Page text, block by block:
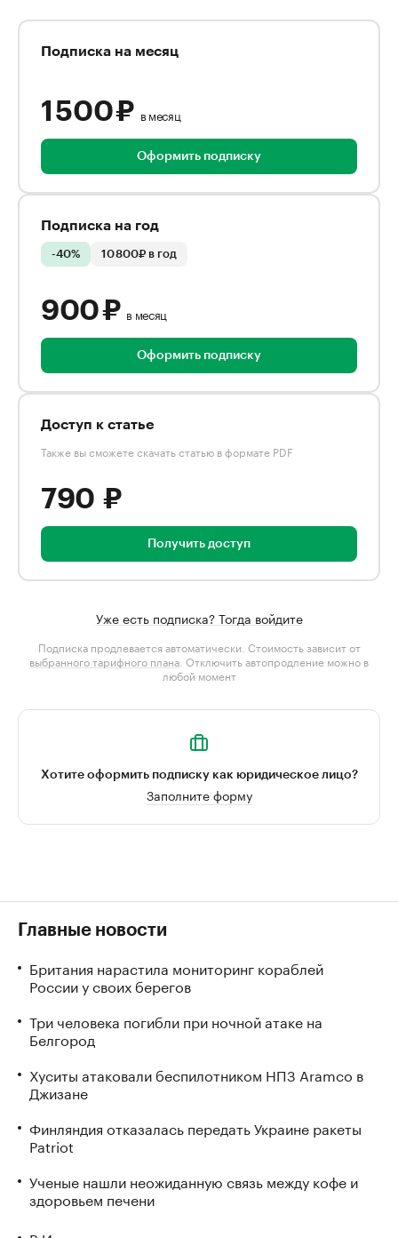
Подписка на месяц
1 500 ₽ в месяц
Оформить подписку
Подписка на год
-40% 10 800₽ в год
900 ₽ в месяц
Оформить подписку
Доступ к статье
Также вы сможете скачать статью в формате PDF
790 ₽
Получить доступ
Уже есть подписка? Тогда войдите
Подписка продлевается автоматически. Стоимость зависит от
выбранного тарифного плана . Отключить автопродление можно в
любой момент
Хотите оформить подписку как юридическое лицо?
Заполните форму
Главные новости
Британия нарастила мониторинг кораблей
России у своих берегов
Три человека погибли при ночной атаке на
Белгород
Хуситы атаковали беспилотником НПЗ Aramco в
Джизане
Финляндия отказалась передать Украине ракеты
Patriot
Ученые нашли неожиданную связь между кофе и
здоровьем печени